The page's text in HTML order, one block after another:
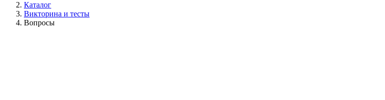
Каталог
Викторина и тесты
Вопросы